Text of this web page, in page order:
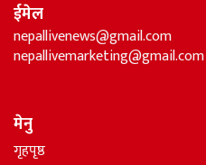
ईमेल
nepallivenews@gmail.com
nepallivemarketing@gmail.com
मेनु
गृहपृष्ठ